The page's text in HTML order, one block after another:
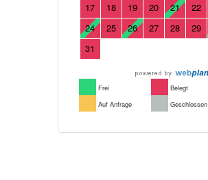
17
18 19 20 21 22
24
25 26 27 28 29
31
Frei
Belegt
Auf Anfrage
Geschlossen